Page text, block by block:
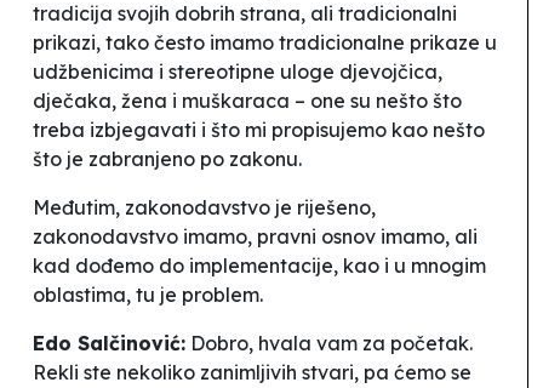
tradicija svojih dobrih strana, ali tradicionalni
prikazi, tako često imamo tradicionalne prikaze u
udžbenicima i stereotipne uloge djevojčica,
dječaka, žena i muškaraca – one su nešto što
treba izbjegavati i što mi propisujemo kao nešto
što je zabranjeno po zakonu.
Međutim, zakonodavstvo je riješeno,
zakonodavstvo imamo, pravni osnov imamo, ali
kad dođemo do implementacije, kao i u mnogim
oblastima, tu je problem.
Edo Salčinović: Dobro, hvala vam za početak.
Rekli ste nekoliko zanimljivih stvari, pa ćemo se